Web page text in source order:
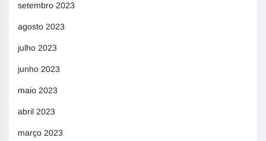
setembro 2023
agosto 2023
julho 2023
junho 2023
maio 2023
abril 2023
março 2023